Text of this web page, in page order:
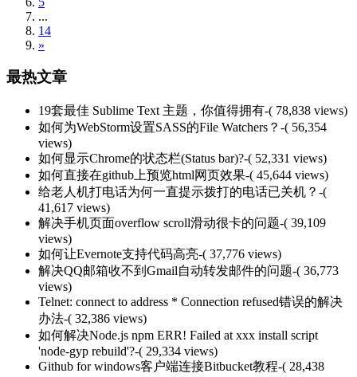
...
14
»
最热文章
19套最佳 Sublime Text 主题，你值得拥有-( 78,838 views)
如何为WebStorm设置SASS的File Watchers？ -( 56,354
views)
如何显示Chrome的状态栏(Status bar)?-( 52,331 views)
如何直接在github上预览html网页效果-( 45,644 views)
给老人机打电话为何一直提示拨打的电话已关机？ -(
41,617 views)
解决手机页面overflow scroll滑动很卡的问题-( 39,109
views)
如何让Evernote支持代码高亮-( 37,776 views)
解决QQ邮箱收不到Gmail自动转发邮件的问题-( 36,773
views)
Telnet: connect to address * Connection refused错误的解决
办法-( 32,386 views)
如何解决Node.js npm ERR! Failed at xxx install script
'node-gyp rebuild'?-( 29,334 views)
Github for windows客户端连接Bitbucket教程-( 28,438